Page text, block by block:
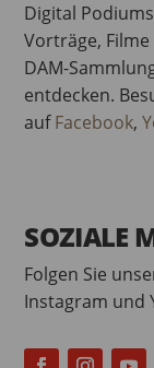
Digital
Vorträge,
DAM-
entdecken.
aufFacebook,
SOZIALE
Folgen Sie
Instagram und